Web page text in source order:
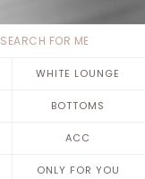
SEARCH FOR ME
WHITE LOUNGE
BOTTOMS
ACC
ONLY FOR YOU